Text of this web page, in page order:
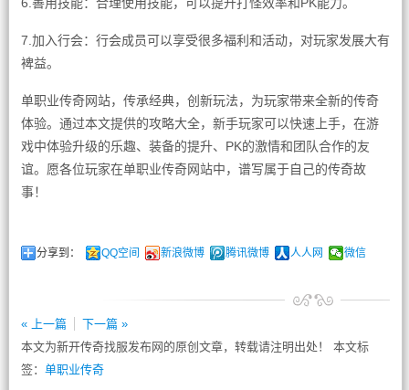
7.加入行会：行会成员可以享受很多福利和活动，对玩家发展大有
裨益。
单职业传奇网站，传承经典，创新玩法，为玩家带来全新的传奇
体验。通过本文提供的攻略大全，新手玩家可以快速上手，在游
戏中体验升级的乐趣、装备的提升、PK的激情和团队合作的友
谊。愿各位玩家在单职业传奇网站中，谱写属于自己的传奇故
事！
分享到： QQ空间 新浪微博 腾讯微博 人人网 微信
« 上一篇
下一篇 »
本文为新开传奇找服发布网的原创文章，转载请注明出处！ 本文标
签： 单职业传奇